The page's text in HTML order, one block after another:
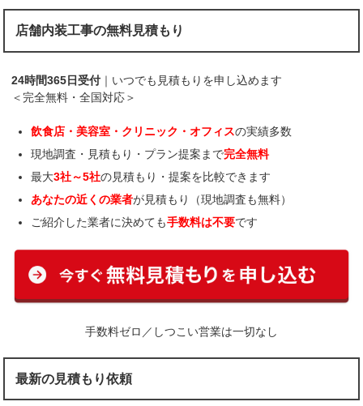
店舗内装工事の無料見積もり
24時間365日受付 ｜いつでも見積もりを申し込めます
＜完全無料・全国対応＞
飲食店・美容室・クリニック・オフィスの実績多数
現地調査・見積もり・プラン提案まで完全無料
最大3社～5社の見積もり・提案を比較できます
あなたの近くの業者が見積もり（現地調査も無料）
ご紹介した業者に決めても手数料は不要です
手数料ゼロ／しつこい営業は一切なし
最新の見積もり依頼